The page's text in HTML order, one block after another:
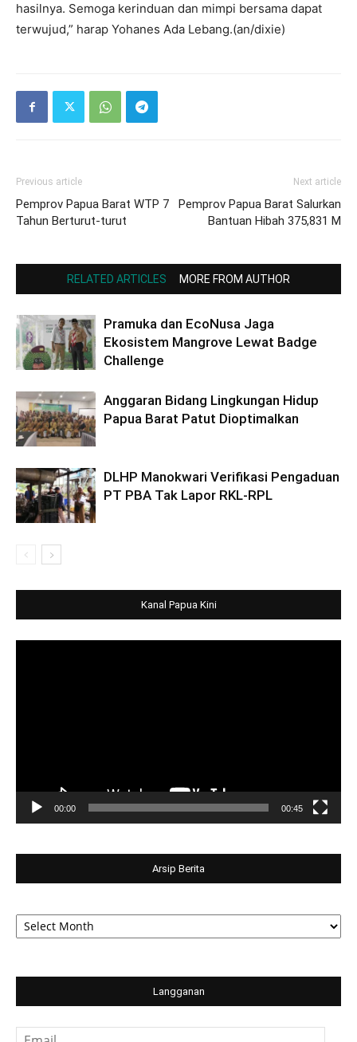
hasilnya. Semoga kerinduan dan mimpi bersama dapat
terwujud,” harap Yohanes Ada Lebang.(an/dixie)
Previous article
Pemprov Papua Barat WTP 7
Tahun Berturut-turut
Next article
Pemprov Papua Barat Salurkan
Bantuan Hibah 375,831 M
RELATED ARTICLES MORE FROM AUTHOR
Pramuka dan EcoNusa Jaga
Ekosistem Mangrove Lewat Badge
Challenge
Anggaran Bidang Lingkungan Hidup
Papua Barat Patut Dioptimalkan
DLHP Manokwari Verifikasi Pengaduan
PT PBA Tak Lapor RKL-RPL
Kanal Papua Kini
00:00 00:45
Arsip Berita
Arsip
Berita
Langganan
Email